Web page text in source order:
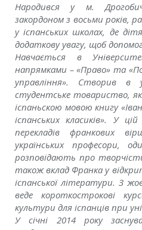
Народився у м.
закордоном з восьми років,
у іспанських школах, де
додаткову увагу, щоб
Навчається в
напрямками – «Право» та
управління». Створив в
студентське товариство,
іспаньскою мовою книгу
іспанських класиків». У
перекладів франкових
українських професори,
розповідають про
також вклад Франка у
іспанської літератури. З
веде короткострокові
культури для іспанців при
У січні 2014 року